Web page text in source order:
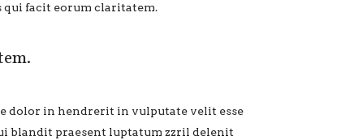
qui facit eorum claritatem.
dolor in hendrerit in vulputate velit esse
blandit praesent luptatum zzril delenit